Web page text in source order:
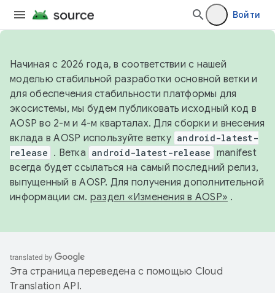
Войти
Начиная с 2026 года, в соответствии с нашей
моделью стабильной разработки основной ветки и
для обеспечения стабильности платформы для
экосистемы, мы будем публиковать исходный код в
AOSP во 2-м и 4-м кварталах. Для сборки и внесения
вклада в AOSP используйте ветку android-latest-
release . Ветка android-latest-release manifest
всегда будет ссылаться на самый последний релиз,
выпущенный в AOSP. Для получения дополнительной
информации см. раздел «Изменения в AOSP» .
Эта страница переведена с помощью Cloud
Translation API.